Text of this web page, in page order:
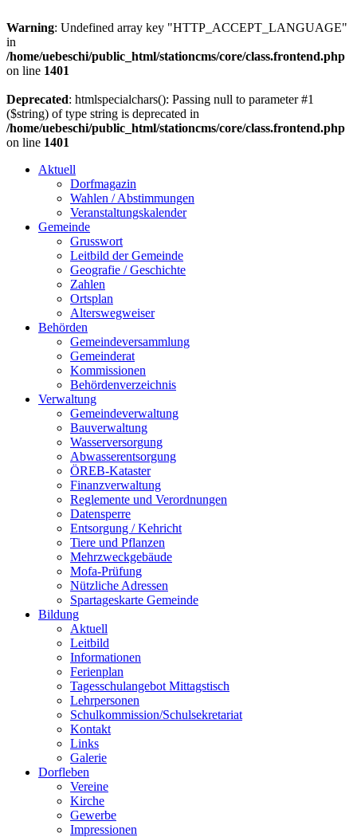
Warning: Undefined array key "HTTP_ACCEPT_LANGUAGE"
in
/home/uebeschi/public_html/stationcms/core/class.frontend.php
on line 1401
Deprecated: htmlspecialchars(): Passing null to parameter #1
($string) of type string is deprecated in
/home/uebeschi/public_html/stationcms/core/class.frontend.php
on line 1401
Aktuell
Dorfmagazin
Wahlen / Abstimmungen
Veranstaltungskalender
Gemeinde
Grusswort
Leitbild der Gemeinde
Geografie / Geschichte
Zahlen
Ortsplan
Alterswegweiser
Behörden
Gemeindeversammlung
Gemeinderat
Kommissionen
Behördenverzeichnis
Verwaltung
Gemeindeverwaltung
Bauverwaltung
Wasserversorgung
Abwasserentsorgung
ÖREB-Kataster
Finanzverwaltung
Reglemente und Verordnungen
Datensperre
Entsorgung / Kehricht
Tiere und Pflanzen
Mehrzweckgebäude
Mofa-Prüfung
Nützliche Adressen
Spartageskarte Gemeinde
Bildung
Aktuell
Leitbild
Informationen
Ferienplan
Tagesschulangebot Mittagstisch
Lehrpersonen
Schulkommission/Schulsekretariat
Kontakt
Links
Galerie
Dorfleben
Vereine
Kirche
Gewerbe
Impressionen